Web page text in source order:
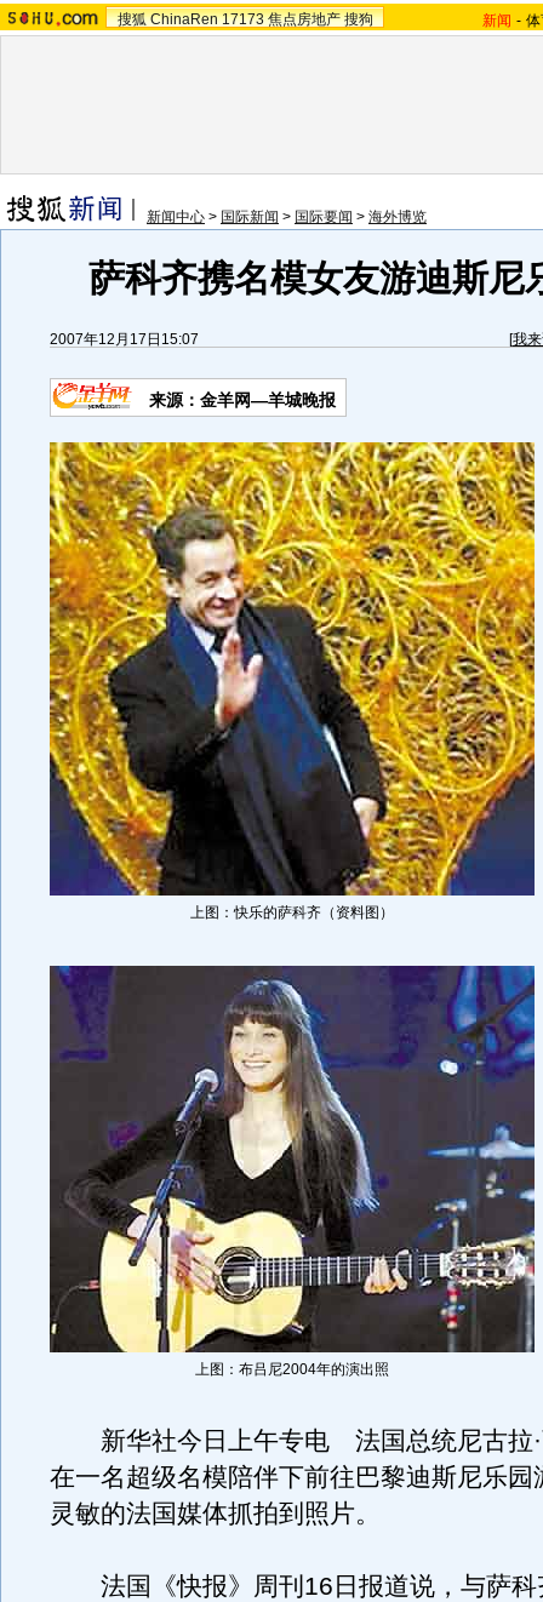
搜狐 ChinaRen 17173 焦点房地产 搜狗 新闻 -
新闻中心 > 国际新闻 > 国际要闻 > 海外博览
萨科齐携名模女友游迪斯尼
2007年12月17日15:07 [我
来源： 金羊网—羊城晚报
上图：快乐的萨科齐（资料图）
上图：布吕尼2004年的演出照
新华社今日上午专电 法国总统尼古拉·
在一名超级名模陪伴下前往巴黎迪斯尼乐园
灵敏的法国媒体抓拍到照片。
法国《快报》周刊16日报道说，与萨科